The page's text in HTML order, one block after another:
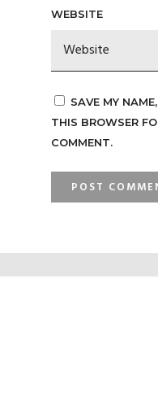
WEBSITE
SAVE MY
THIS BROWSER
COMMENT.